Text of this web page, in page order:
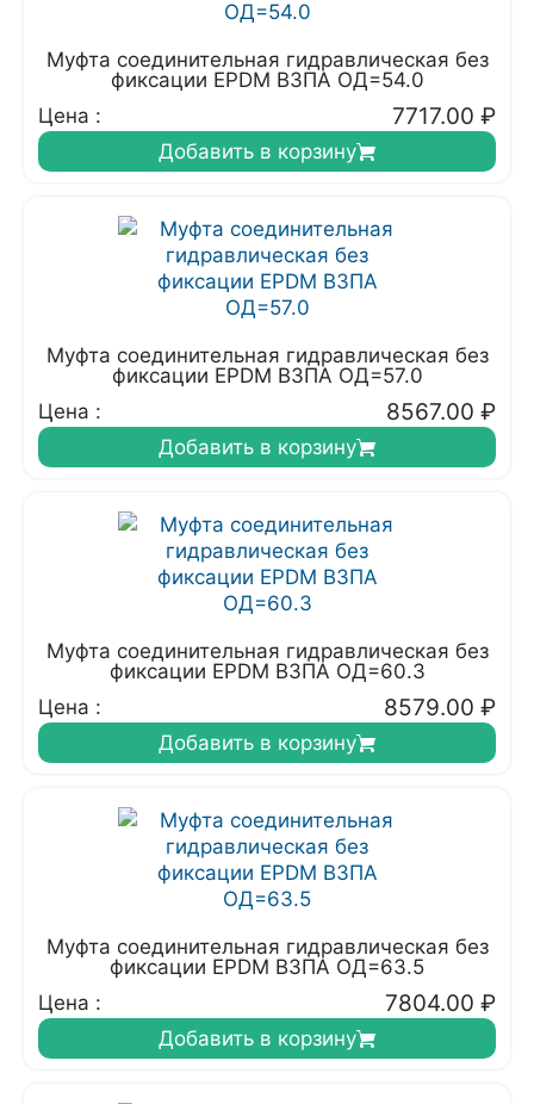
Муфта соединительная гидравлическая без
фиксации EPDM ВЗПА ОД=54.0
Цена :
7717.00 ₽
Добавить в корзину
Муфта соединительная гидравлическая без
фиксации EPDM ВЗПА ОД=57.0
Цена :
8567.00 ₽
Добавить в корзину
Муфта соединительная гидравлическая без
фиксации EPDM ВЗПА ОД=60.3
Цена :
8579.00 ₽
Добавить в корзину
Муфта соединительная гидравлическая без
фиксации EPDM ВЗПА ОД=63.5
Цена :
7804.00 ₽
Добавить в корзину